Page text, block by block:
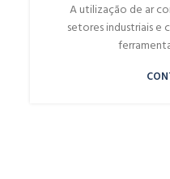
A utilização de ar
setores industriais e